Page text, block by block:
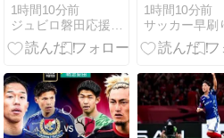
におすすめ！
ホテル予約サ
イト比較【じ
天・Yahoo!・
一休】
1時間10分前
東京のJ1開幕
戦に来場「
様へご挨拶
ます」
1時間10分前